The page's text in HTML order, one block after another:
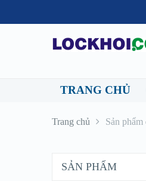
TRANG CHỦ
Trang chủ Sản
SẢN PHẨM